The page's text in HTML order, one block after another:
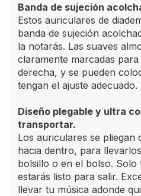
Banda de sujeción
Estos auriculares de
banda de sujeción
la notarás. Las suaves
claramente marcadas
derecha, y se pueden
tengan el ajuste adecuado.
Diseño plegable y ultra
transportar.
Los auriculares se pliegan
hacia dentro, para
bolsillo o en el bolso. Solo
estarás listo para salir.
llevar tu música adonde